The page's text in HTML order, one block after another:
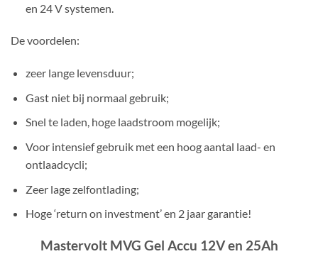
en 24 V systemen.
De voordelen:
zeer lange levensduur;
Gast niet bij normaal gebruik;
Snel te laden, hoge laadstroom mogelijk;
Voor intensief gebruik met een hoog aantal laad- en
ontlaadcycli;
Zeer lage zelfontlading;
Hoge ‘return on investment’ en 2 jaar garantie!
Mastervolt MVG Gel Accu 12V en 25Ah